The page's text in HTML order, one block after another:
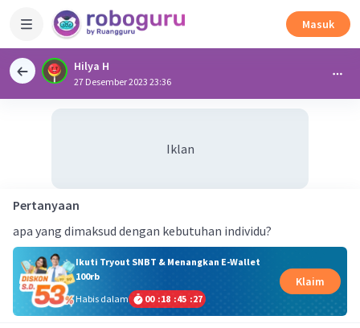
Masuk
Hilya H
27 Desember 2023 23:36
Iklan
Pertanyaan
apa yang dimaksud dengan kebutuhan individu?
Ikuti Tryout SNBT & Menangkan E-Wallet
100rb
Habis dalam
00 :18 :45 :26
Klaim